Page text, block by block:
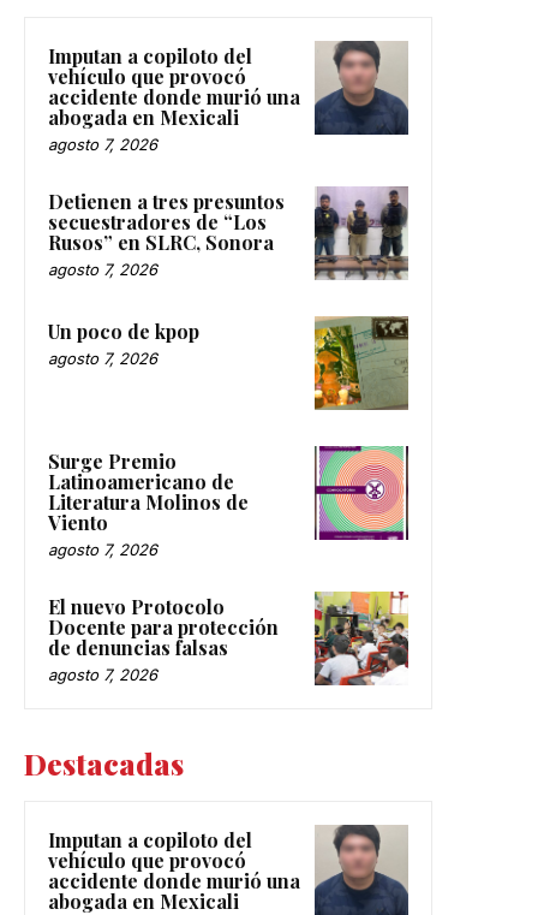
Imputan a copiloto del
vehículo que provocó
accidente donde murió una
abogada en Mexicali
agosto 7, 2026
Detienen a tres presuntos
secuestradores de “Los
Rusos” en SLRC, Sonora
agosto 7, 2026
Un poco de kpop
agosto 7, 2026
Surge Premio
Latinoamericano de
Literatura Molinos de
Viento
agosto 7, 2026
El nuevo Protocolo
Docente para protección
de denuncias falsas
agosto 7, 2026
Destacadas
Imputan a copiloto del
vehículo que provocó
accidente donde murió una
abogada en Mexicali